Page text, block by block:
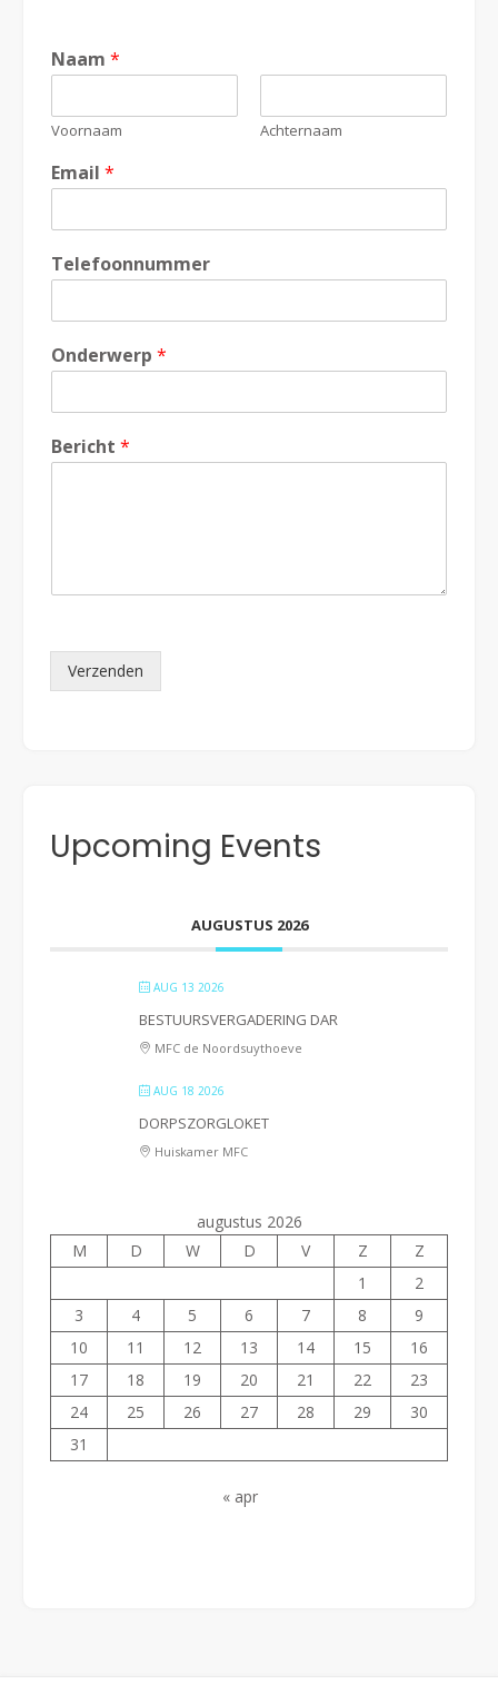
Naam *
Voornaam Achternaam
Email *
Telefoonnummer
Onderwerp *
Bericht *
Verzenden
Upcoming Events
AUGUSTUS 2026
AUG 13 2026
BESTUURSVERGADERING DAR
MFC de Noordsuythoeve
AUG 18 2026
DORPSZORGLOKET
Huiskamer MFC
augustus 2026
M
D W D V Z
Z
1
2
3
4 5 6 7 8
9
10
11 12 13 14 15
16
17
18 19 20 21 22
23
24
25 26 27 28 29
30
31
« apr